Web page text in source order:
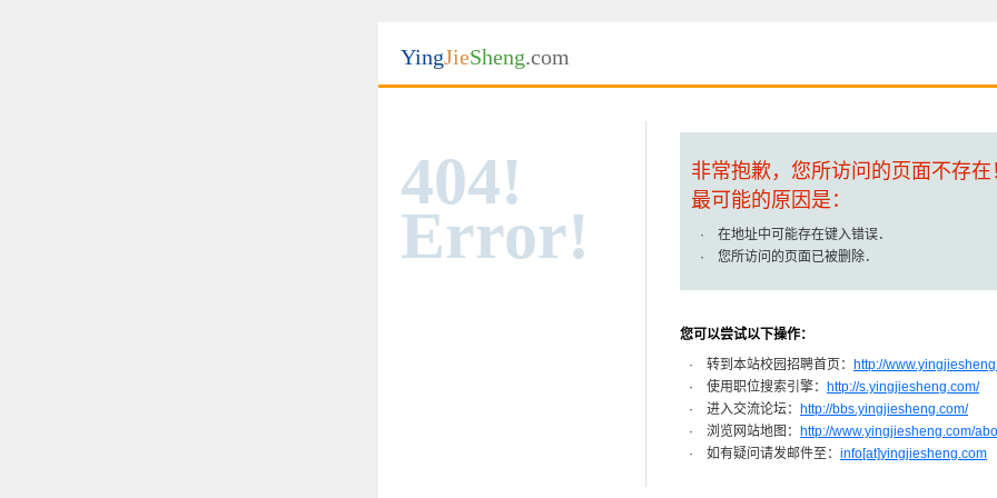
YingJieSheng.com
404!
Error!
非常抱歉，您所访问的页面不存在
最可能的原因是：
· 在地址中可能存在键入错误．
· 您所访问的页面已被删除．
您可以尝试以下操作：
· 转到本站校园招聘首页： http://
· 使用职位搜索引擎： http://s.yingjiesheng.com/
· 进入交流论坛： http://bbs.yingjiesheng.com/
· 浏览网站地图： http://www.yingjiesheng.com/
· 如有疑问请发邮件至： info[at]yingjiesheng.com